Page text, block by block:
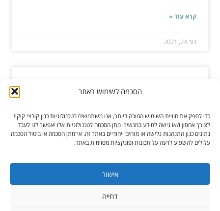
הסכמה לשימוש באתר
כדי לספק את חוויית השימוש הטובה ביותר, אנו משתמשים בטכנולוגיות כגון קובצי קוקיז
לצורך אחסון ו/או גישה למידע במכשיר. מתן הסכמה לטכנולוגיות אלו יאפשר לנו לעבד
נתונים כגון התנהגות גלישה או מזהים ייחודיים באתר זה. אי־מתן הסכמה או ביטול הסכמה
עלולים להשפיע לרעה על תכונות ופונקציות מסוימות באתר.
אישור
דחייה
קרא עוד »
נוב 24, 2021
אטרקציות רומנטיות
אטרקציות רומנטיות הן דרך מצוינת לחגוג יום מיוחד כמו
יום נישואין, יום הולדת ועוד. מומלץ להתחיל בלחשוב...
קרא עוד »